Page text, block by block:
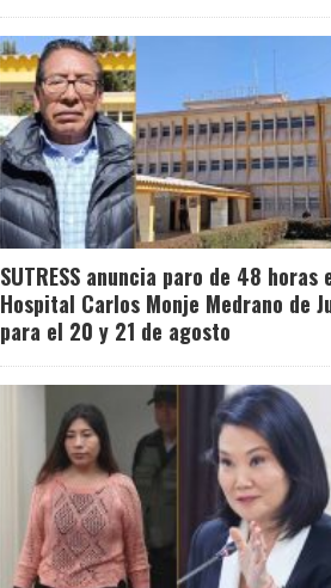
SUTRESS anuncia paro de 48 horas
Hospital Carlos Monje Medrano de
para el 20 y 21 de agosto